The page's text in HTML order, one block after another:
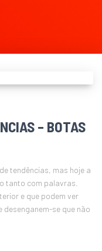
– BOTAS
tendências, mas hoje a
tanto com palavras.
e que podem ver
se que não